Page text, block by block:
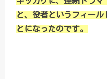
と、役者というフィー
とになったのです。